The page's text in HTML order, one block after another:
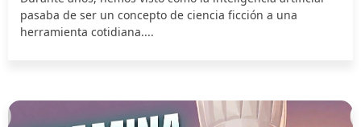
pasaba de ser un concepto de ciencia ficción a una
herramienta cotidiana....